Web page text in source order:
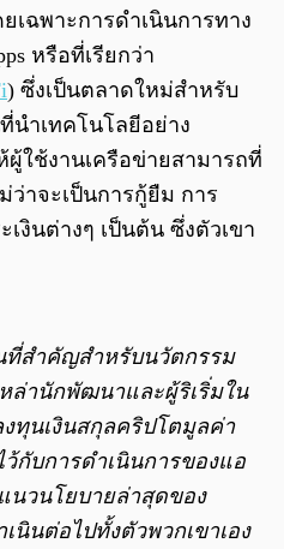
เฉพาะการดำเนินการทาง
หรือที่เรียกว่า
) ซึ่งเป็นตลาดใหม่สำหรับ
นำเทคโนโลยีอย่าง
ผู้ใช้งานเครือข่ายสามารถที่
ว่าจะเป็นการกู้ยืม การ
งินต่างๆ เป็นต้น ซึ่งตัวเขา
ที่สำคัญสำหรับนวัตกรรม
หล่านักพัฒนาและผู้ริเริ่มใน
ทุนเงินสกุลคริปโตมูลค่า
กับการดำเนินการของแอ
นวนโยบายล่าสุดของ
นินต่อไปทั้งตัวพวกเขาเอง